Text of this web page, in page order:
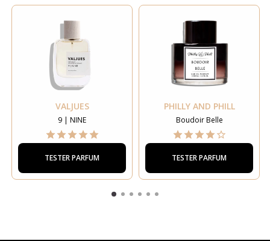
VALJUES
9 | NINE
TESTER PARFUM
PHILLY AND PHILL
Boudoir Belle
TESTER PARFUM